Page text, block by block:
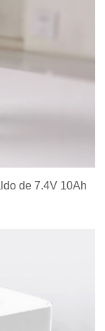
de 7.4V 10Ah